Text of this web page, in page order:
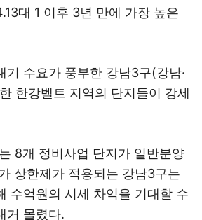
대 1 이후 3년 만에 가장 높은
기 수요가 풍부한 강남3구(강남·
한강벨트 지역의 단지들이 강세
8개 정비사업 단지가 일반분양
상한제가 적용되는 강남3구는
수억원의 시세 차익을 기대할 수
거 몰렸다.